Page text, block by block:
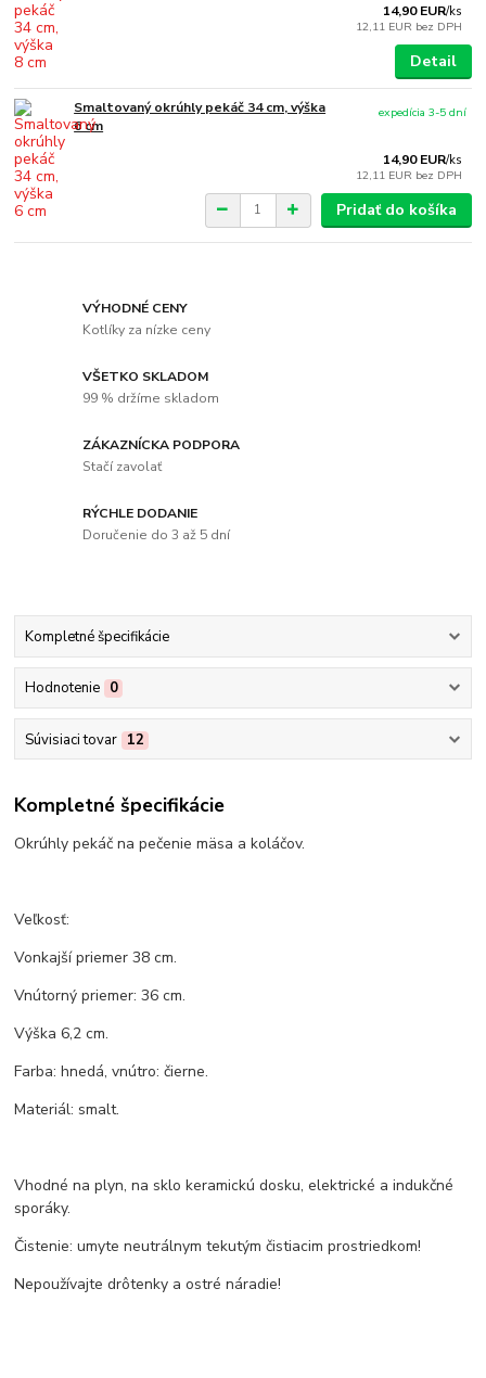
14,90 EUR/ks
12,11 EUR bez DPH
Detail
Smaltovaný okrúhly pekáč 34 cm, výška
6 cm
14,90 EUR/ks
12,11 EUR bez DPH
expedícia 3-5 dní
Pridať do košíka
VÝHODNÉ CENY
Kotlíky za nízke ceny
VŠETKO SKLADOM
99 % držíme skladom
ZÁKAZNÍCKA PODPORA
Stačí zavolať
RÝCHLE DODANIE
Doručenie do 3 až 5 dní
Kompletné špecifikácie
Hodnotenie 0
Súvisiaci tovar 12
Kompletné špecifikácie
Okrúhly pekáč na pečenie mäsa a koláčov.
Veľkosť:
Vonkajší priemer 38 cm.
Vnútorný priemer: 36 cm.
Výška 6,2 cm.
Farba: hnedá, vnútro: čierne.
Materiál: smalt.
Vhodné na plyn, na sklo keramickú dosku, elektrické a indukčné
sporáky.
Čistenie: umyte neutrálnym tekutým čistiacim prostriedkom!
Nepoužívajte drôtenky a ostré náradie!